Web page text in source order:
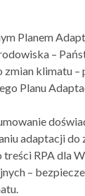
Planem
–
zmian
Planu
adaptacji
treści RPA dla
–